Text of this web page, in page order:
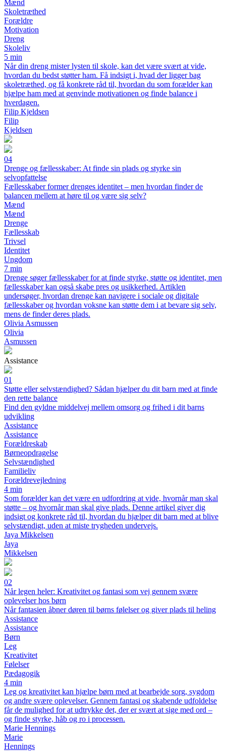
Mænd
Skoletræthed
Forældre
Motivation
Dreng
Skoleliv
5 min
Når din dreng mister lysten til skole, kan det være svært at vide,
hvordan du bedst støtter ham. Få indsigt i, hvad der ligger bag
skoletræthed, og få konkrete råd til, hvordan du som forælder kan
hjælpe ham med at genvinde motivationen og finde balance i
hverdagen.
Filip Kjeldsen
Filip
Kjeldsen
04
Drenge og fællesskaber: At finde sin plads og styrke sin
selvopfattelse
Fællesskaber former drenges identitet – men hvordan finder de
balancen mellem at høre til og være sig selv?
Mænd
Mænd
Drenge
Fællesskab
Trivsel
Identitet
Ungdom
7 min
Drenge søger fællesskaber for at finde styrke, støtte og identitet, men
fællesskaber kan også skabe pres og usikkerhed. Artiklen
undersøger, hvordan drenge kan navigere i sociale og digitale
fællesskaber og hvordan voksne kan støtte dem i at bevare sig selv,
mens de finder deres plads.
Olivia Asmussen
Olivia
Asmussen
Assistance
01
Støtte eller selvstændighed? Sådan hjælper du dit barn med at finde
den rette balance
Find den gyldne middelvej mellem omsorg og frihed i dit barns
udvikling
Assistance
Assistance
Forældreskab
Børneopdragelse
Selvstændighed
Familieliv
Forældrevejledning
4 min
Som forælder kan det være en udfordring at vide, hvornår man skal
støtte – og hvornår man skal give plads. Denne artikel giver dig
indsigt og konkrete råd til, hvordan du hjælper dit barn med at blive
selvstændigt, uden at miste trygheden undervejs.
Jaya Mikkelsen
Jaya
Mikkelsen
02
Når legen heler: Kreativitet og fantasi som vej gennem svære
oplevelser hos børn
Når fantasien åbner døren til børns følelser og giver plads til heling
Assistance
Assistance
Børn
Leg
Kreativitet
Følelser
Pædagogik
4 min
Leg og kreativitet kan hjælpe børn med at bearbejde sorg, sygdom
og andre svære oplevelser. Gennem fantasi og skabende udfoldelse
får de mulighed for at udtrykke det, der er svært at sige med ord –
og finde styrke, håb og ro i processen.
Marie Hennings
Marie
Hennings